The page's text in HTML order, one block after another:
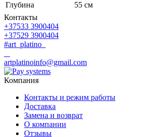
Глубина
55 см
Контакты
+37533 3900404
+37529 3900404
#art_platino
artplatinoinfo@gmail.com
Компания
Контакты и режим работы
Доставка
Замена и возврат
О компании
Отзывы